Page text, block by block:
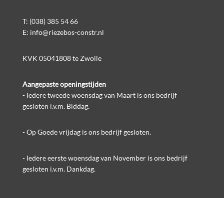
T: (038) 385 54 66
E: info@riezebos-constr.nl
KVK 05041808 te Zwolle
Aangepaste openingstijden
- Iedere tweede woensdag van Maart is ons bedrijf
gesloten i.v.m. Biddag.
- Op Goede vrijdag is ons bedrijf gesloten.
- Iedere eerste woensdag van November is ons bedrijf
gesloten i.v.m. Dankdag.